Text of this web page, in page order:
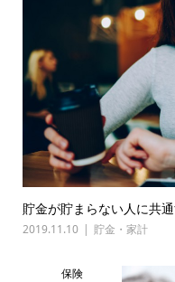
貯金が貯まらない人に共
2019.11.10 貯金・家計
保険